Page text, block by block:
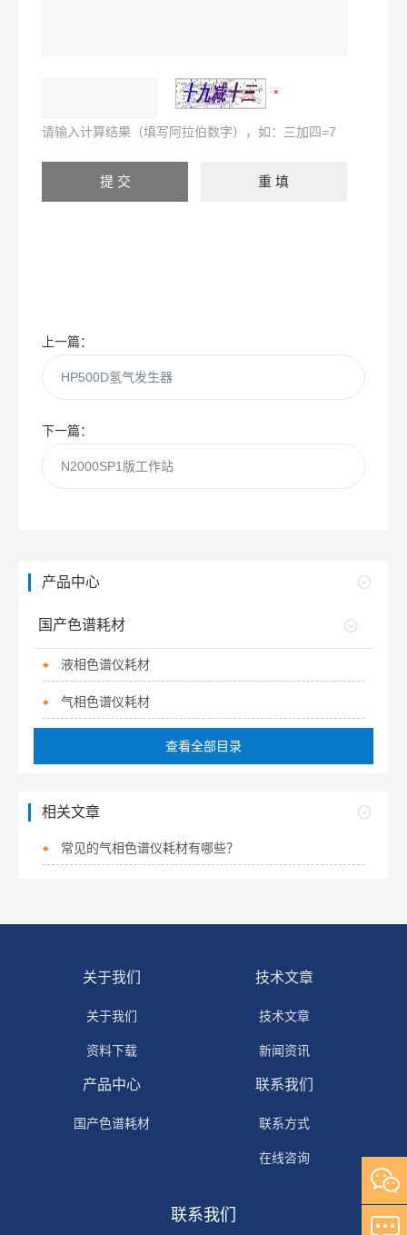
请输入计算结果（填写阿拉伯数字），如：三加四=7
上一篇：
HP500D氢气发生器
下一篇：
N2000SP1版工作站
产品中心
国产色谱耗材
液相色谱仪耗材
气相色谱仪耗材
查看全部目录
相关文章
常见的气相色谱仪耗材有哪些？
关于我们
关于我们
资料下载
技术文章
技术文章
新闻资讯
产品中心
国产色谱耗材
联系我们
联系方式
在线咨询
联系我们